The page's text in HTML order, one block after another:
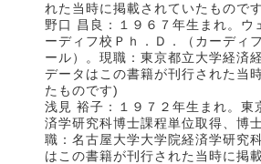
れた当時に掲載されていたもので
野口 昌良：１９６７年生まれ。ウ
ーディフ校Ｐｈ．Ｄ．（カーディ
ール）。現職：東京都立大学経済
データはこの書籍が刊行された当
たものです)
浅見 裕子：１９７２年生まれ。東
済学研究科博士課程単位取得、博
職：名古屋大学大学院経済学研究
はこの書籍が刊行された当時に掲